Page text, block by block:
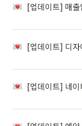
[업데이트] 매
[업데이트] 디
[업데이트] 네